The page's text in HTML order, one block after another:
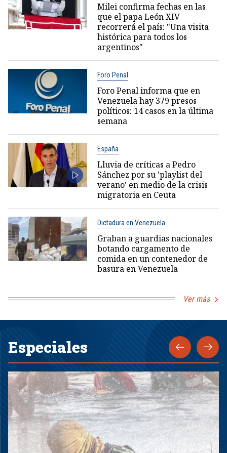
Milei confirma fechas en las
que el papa León XIV
recorrerá el país: "Una visita
histórica para todos los
argentinos"
Foro Penal
Foro Penal informa que en
Venezuela hay 379 presos
políticos: 14 casos en la última
semana
España
Lluvia de críticas a Pedro
Sánchez por su 'playlist del
verano' en medio de la crisis
migratoria en Ceuta
Dictadura en Venezuela
Graban a guardias nacionales
botando cargamento de
comida en un contenedor de
basura en Venezuela
Ver más
Especiales